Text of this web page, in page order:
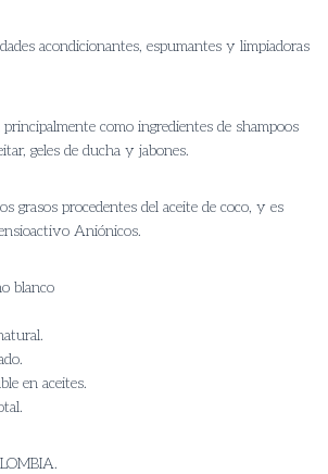
acondicionantes, espumantes y limpiadoras
como ingredientes de shampoos
geles de ducha y jabones.
grasos procedentes del aceite de coco, y es
Aniónicos.
blanco
en aceites.